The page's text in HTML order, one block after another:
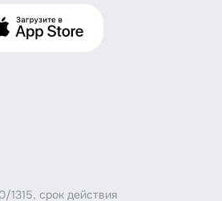
срок действия